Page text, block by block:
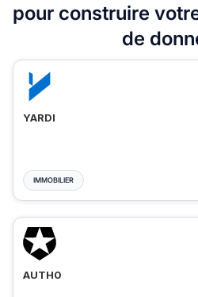
pour construire
de
YARDI
IMMOBILIER
AUTH0